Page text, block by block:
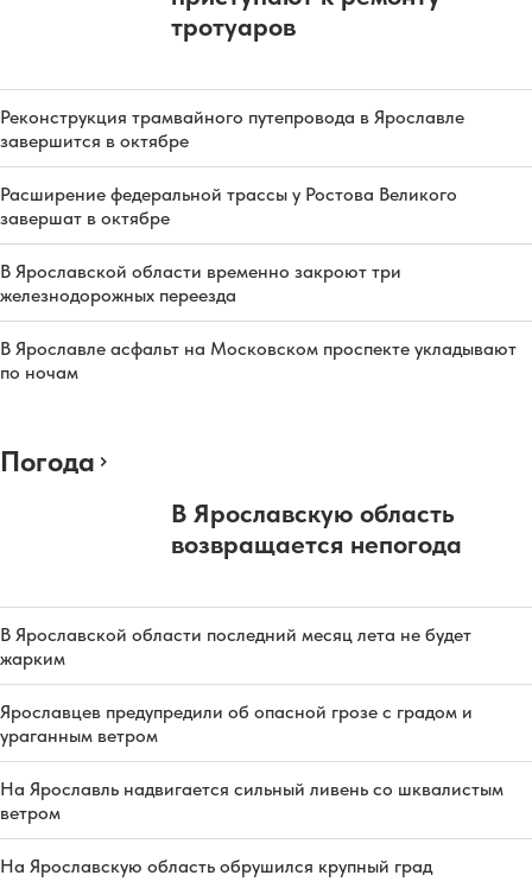
тротуаров
Реконструкция трамвайного путепровода в Ярославле
завершится в октябре
Расширение федеральной трассы у Ростова Великого
завершат в октябре
В Ярославской области временно закроют три
железнодорожных переезда
В Ярославле асфальт на Московском проспекте укладывают
по ночам
Погода
В Ярославскую область
возвращается непогода
В Ярославской области последний месяц лета не будет
жарким
Ярославцев предупредили об опасной грозе с градом и
ураганным ветром
На Ярославль надвигается сильный ливень со шквалистым
ветром
На Ярославскую область обрушился крупный град